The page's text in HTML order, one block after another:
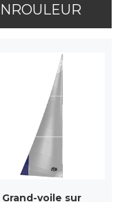
Grand-voile sur